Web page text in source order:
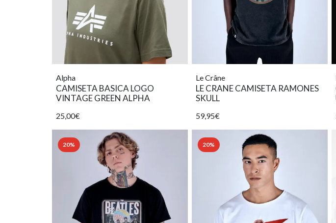
Alpha
CAMISETA BASICA LOGO
VINTAGE GREEN ALPHA
25,00€
Le Crâne
LE CRANE CAMISETA RAMONES
SKULL
59,95€
20% 20%